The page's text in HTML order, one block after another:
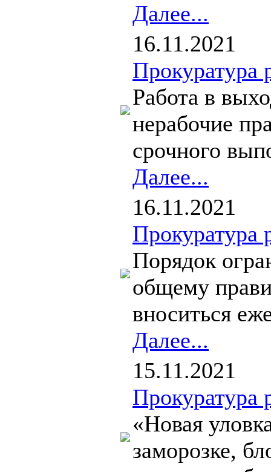
Далее...
16.11.2021
Прокуратура
Работа в
нерабочие
срочного
Далее...
16.11.2021
Прокуратура
Порядок
общему
вноситься
Далее...
15.11.2021
Прокуратура
«Новая
заморозке,